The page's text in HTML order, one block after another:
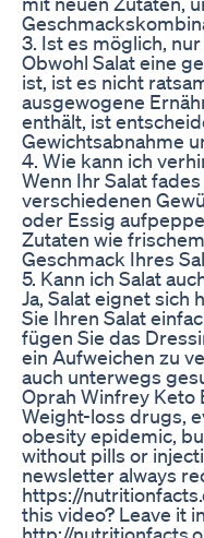
3. Ist es möglich,
Obwohl Salat eine
ist, ist es nicht
ausgewogene
enthält, ist
Gewichtsabnahme
4. Wie kann ich
Wenn Ihr Salat
verschiedenen
oder Essig
Zutaten wie
Geschmack Ihres
5. Kann ich Salat
Ja, Salat eignet
Sie Ihren Salat
fügen Sie das
ein Aufweichen zu
auch unterwegs
Oprah Winfrey Keto
Weight-loss drugs,
obesity epidemic,
without pills or
newsletter always
https://
this video? Leave it
http://